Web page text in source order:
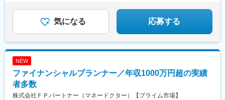
甘木駅(西鉄線)、奈多駅、西鉄柳川駅、羽犬塚駅、大牟田駅、唐津
駅、伊万里駅、五島町駅、霊丘公園体育館駅、本諫早駅、大学病
院駅、新大村駅、早岐駅、中佐世保駅、八代駅、三角駅、木葉
駅、玉名駅、人吉温泉駅、宮地駅、大分駅、佐伯駅、中津駅(大分
県)、日田駅、宇佐駅、別府駅(大分県)、鶴崎駅、延岡駅、西都城
島県)、志布志駅、枕崎駅、宮ケ浜駅、国分駅(鹿児島県)、出水
駅、壺川駅、新さっぽろ駅、松風町駅、湯の川駅、五所川原駅、
盛駅、仙台駅(地下鉄)、西取手駅、今市駅、東宿郷駅、城東駅、西
桐生駅、高田馬場駅、入谷駅(東京都)、牛田駅(東京都)、荒川一中
の家庭事情があり、参加が難しい場合はリモートプログラムとな
ります
間駅、新鉾田駅、鹿島神宮駅、磯原駅、勝田駅、新栃木駅、佐野
駅、西那須野駅、足利駅、新鹿沼駅、上今市駅、小山駅、真岡
めじろ台駅、羽村駅、立川駅、京王八王子駅、東青梅駅、町田
駅、秋川駅、甲州街道駅、八王子みなみ野駅、上北台駅、新小平
駅、武蔵小金井駅、東村山駅、府中駅(東京都)、国領駅、瀬谷駅、
日本郵政グループの安心感を手に入れませんか？
気になる 応募する
NEW
ファイナンシャルプランナー／年収1000万円超の実績
者多数
株式会社ＦＰパートナー（マネードクター）【プライム市場】